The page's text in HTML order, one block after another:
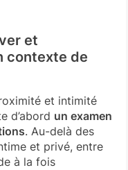
et
contexte de
et intimité
d’abord un examen
. Au-delà des
et privé, entre
à la fois